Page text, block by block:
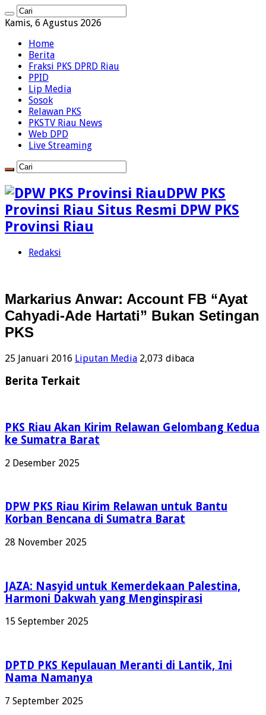
Kamis, 6 Agustus 2026
Home
Berita
Fraksi PKS DPRD Riau
PPID
Lip Media
Sosok
Relawan PKS
PKSTV Riau News
Web DPD
Live Streaming
DPW PKS
Provinsi Riau Situs Resmi DPW PKS
Provinsi Riau
Redaksi
Markarius Anwar: Account FB “Ayat
Cahyadi-Ade Hartati” Bukan Setingan
PKS
25 Januari 2016 Liputan Media 2,073 dibaca
Berita Terkait
PKS Riau Akan Kirim Relawan Gelombang Kedua
ke Sumatra Barat
2 Desember 2025
DPW PKS Riau Kirim Relawan untuk Bantu
Korban Bencana di Sumatra Barat
28 November 2025
JAZA: Nasyid untuk Kemerdekaan Palestina,
Harmoni Dakwah yang Menginspirasi
15 September 2025
DPTD PKS Kepulauan Meranti di Lantik, Ini
Nama Namanya
7 September 2025